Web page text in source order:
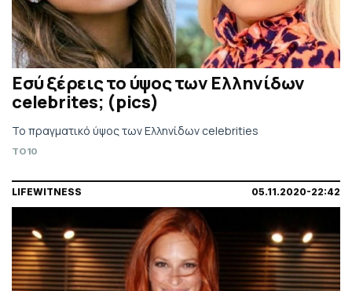
Eσύ ξέρεις το ύψος των Ελληνίδων
celebrites; (pics)
To πραγματικό ύψος των Eλληνίδων celebrities
TO10
LIFEWITNESS 05.11.2020-22:42